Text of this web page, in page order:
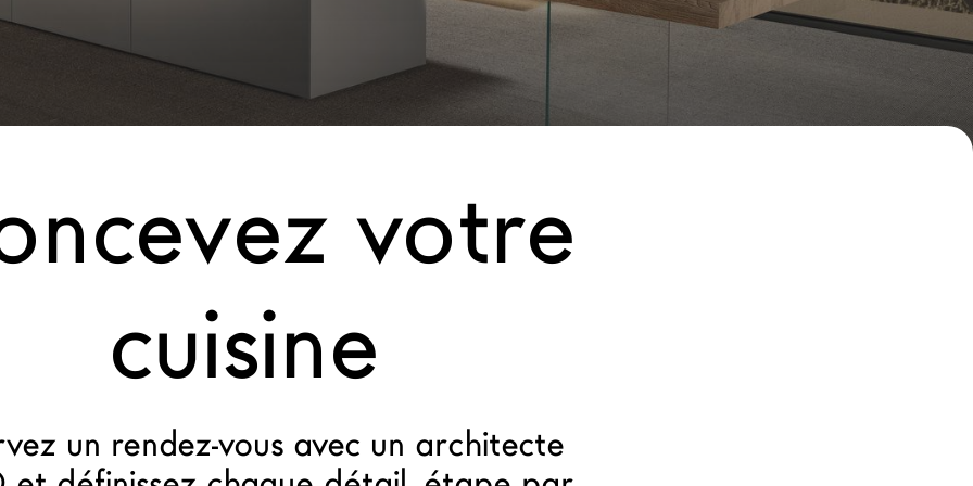
votre
cuisine
un rendez-vous avec un architecte